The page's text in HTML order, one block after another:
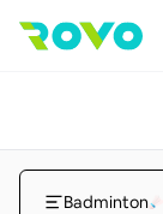
Badminton